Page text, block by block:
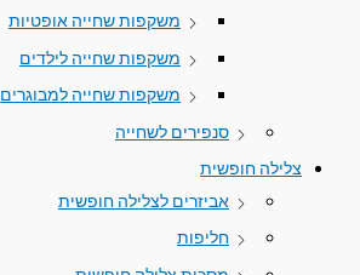
משקפות שחייה אופטיות
משקפות שחייה לילדים
משקפות שחייה למבוגרים
סנפירים לשחייה
צלילה חופשית
אביזרים לצלילה חופשית
חליפות